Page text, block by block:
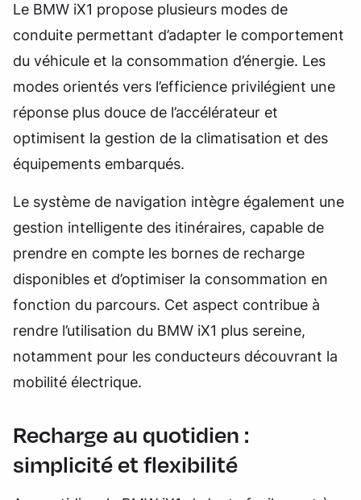
Le BMW iX1 propose plusieurs modes de
conduite permettant d’adapter le comportement
du véhicule et la consommation d’énergie. Les
modes orientés vers l’efficience privilégient une
réponse plus douce de l’accélérateur et
optimisent la gestion de la climatisation et des
équipements embarqués.
Le système de navigation intègre également une
gestion intelligente des itinéraires, capable de
prendre en compte les bornes de recharge
disponibles et d’optimiser la consommation en
fonction du parcours. Cet aspect contribue à
rendre l’utilisation du BMW iX1 plus sereine,
notamment pour les conducteurs découvrant la
mobilité électrique.
Recharge au quotidien :
simplicité et flexibilité